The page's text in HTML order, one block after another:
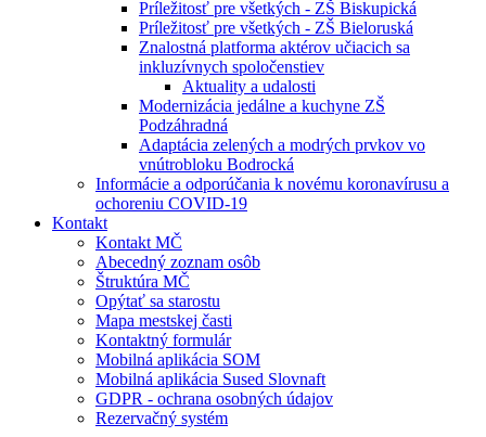
Príležitosť pre všetkých - ZŠ Biskupická
Príležitosť pre všetkých - ZŠ Bieloruská
Znalostná platforma aktérov učiacich sa
inkluzívnych spoločenstiev
Aktuality a udalosti
Modernizácia jedálne a kuchyne ZŠ
Podzáhradná
Adaptácia zelených a modrých prvkov vo
vnútrobloku Bodrocká
Informácie a odporúčania k novému koronavírusu a
ochoreniu COVID-19
Kontakt
Kontakt MČ
Abecedný zoznam osôb
Štruktúra MČ
Opýtať sa starostu
Mapa mestskej časti
Kontaktný formulár
Mobilná aplikácia SOM
Mobilná aplikácia Sused Slovnaft
GDPR - ochrana osobných údajov
Rezervačný systém